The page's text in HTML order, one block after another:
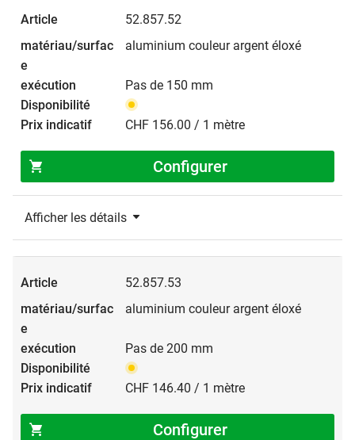
52.857.52
aluminium couleur argent éloxé
Pas de 150 mm
CHF 156.00 / 1 mètre
Configurer
Afficher les détails
52.857.53
aluminium couleur argent éloxé
Pas de 200 mm
CHF 146.40 / 1 mètre
Configurer